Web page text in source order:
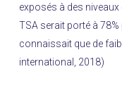
exposés à des
TSA serait porté à
connaissait que de
international, 2018)